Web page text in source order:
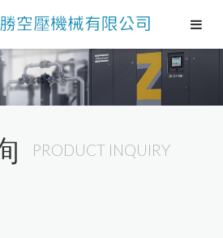
PRODUCT INQUIRY